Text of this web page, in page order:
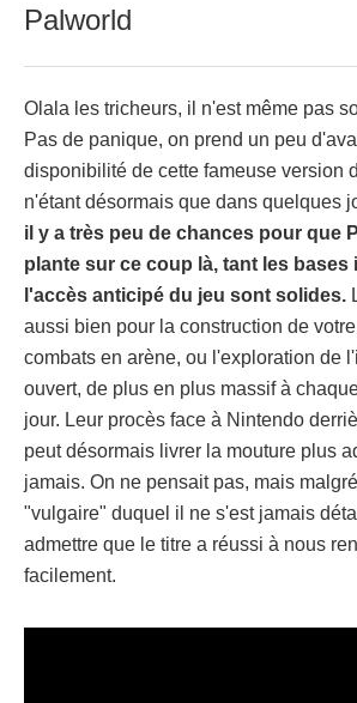
Palworld
Olala les tricheurs, il n'est même pas
Pas de panique, on prend un peu
disponibilité de cette fameuse version
n'étant désormais que dans quelques
il y a très peu de chances pour que
plante sur ce coup là, tant les bases
l'accès anticipé du jeu sont solides.
aussi bien pour la construction de
combats en arène, ou l'exploration de
ouvert, de plus en plus massif à
jour. Leur procès face à Nintendo
peut désormais livrer la mouture plus
jamais. On ne pensait pas, mais
"vulgaire" duquel il ne s'est jamais
admettre que le titre a réussi à nous
facilement.